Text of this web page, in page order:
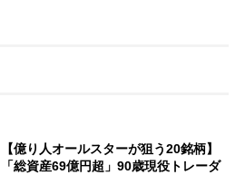
【億り人オールスターが狙う20銘柄】
「総資産69億円超」90歳現役トレーダ